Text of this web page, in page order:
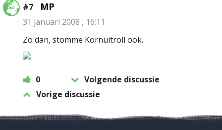
#7 MP
31 januari 2008 , 16:11
Zo dan, stomme Kornuitroll ook.
0
Volgende discussie
Vorige discussie